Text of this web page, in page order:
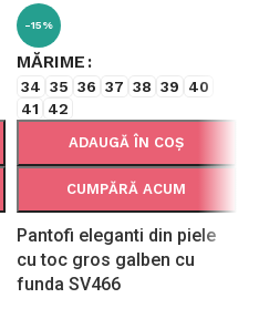
-15%
MĂRIME
34 35 36 37 38 39
40
41
42
ADAUGĂ ÎN COȘ
CUMPĂRĂ ACUM
Pantofi eleganti din piele
cu toc gros galben cu
funda SV466